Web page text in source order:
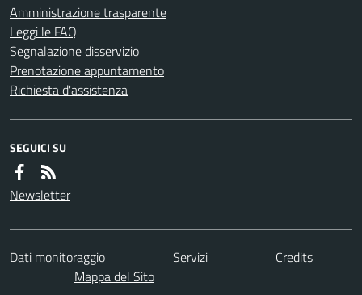
Amministrazione trasparente
Leggi le FAQ
Segnalazione disservizio
Prenotazione appuntamento
Richiesta d'assistenza
SEGUICI SU
Newsletter
Dati monitoraggio Servizi
Credits
Mappa del Sito